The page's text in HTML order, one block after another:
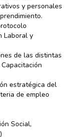
y personales
Laboral y
de las distintas
estratégica del
de empleo
Social,